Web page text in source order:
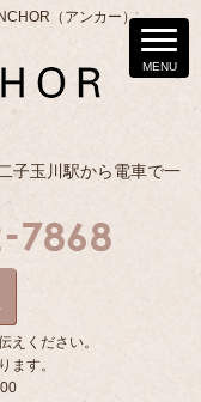
（アンカー）
子玉川駅から電車で一
えください。
ます。